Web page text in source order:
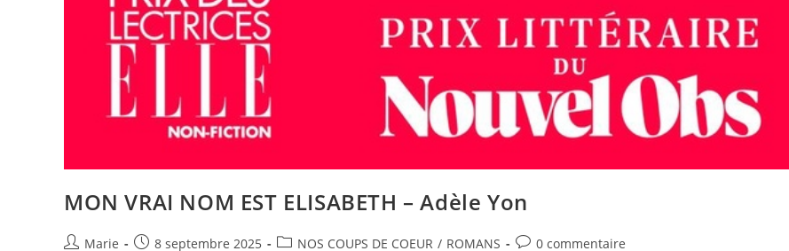
MON VRAI NOM EST ELISABETH – Adèle Yon
Marie 8 septembre 2025 NOS COUPS DE COEUR / ROMANS 0 commentaire